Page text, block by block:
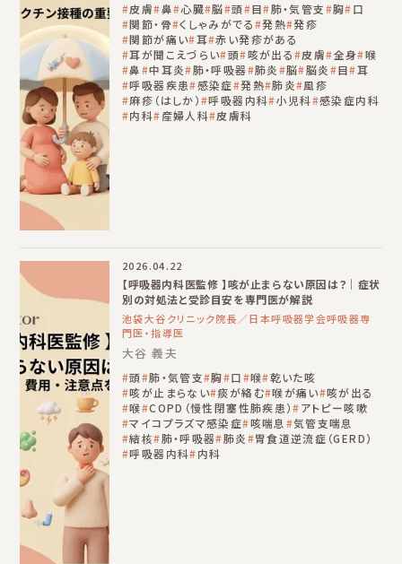
皮膚 鼻 心臓 脳 頭 目 肺・気管支 胸 口
関節・骨
くしゃみがでる 発熱 発疹
関節が痛い 耳 赤い発疹がある
耳が聞こえづらい 頭 咳が出る 皮膚 全身 喉
鼻
中耳炎 肺・呼吸器 肺炎 脳 脳炎 目 耳
呼吸器疾患 感染症 発熱 肺炎 風疹
麻疹（はしか） 呼吸器内科 小児科 感染症内科
内科 産婦人科 皮膚科
2026.04.22
【呼吸器内科医監修 】咳が止まらない原因は？｜症状
別の対処法と受診目安を専門医が解説
池袋大谷クリニック院長／日本呼吸器学会呼吸器専
門医・指導医
大谷 義夫
頭 肺・気管支 胸 口 喉 乾いた咳
咳が止まらない 痰が絡む 喉が痛い 咳が出る
喉
COPD（慢性閉塞性肺疾患） アトピー咳嗽
マイコプラズマ感染症 咳喘息
気管支喘息
結核 肺・呼吸器 肺炎
胃食道逆流症（GERD）
呼吸器内科 内科